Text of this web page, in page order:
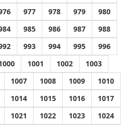
977 978 979
980
985 986 987
988
993 994 995
996
1001 1002
1003
1007 1008 1009
1010
1014 1015 1016
1017
1021 1022 1023
1024